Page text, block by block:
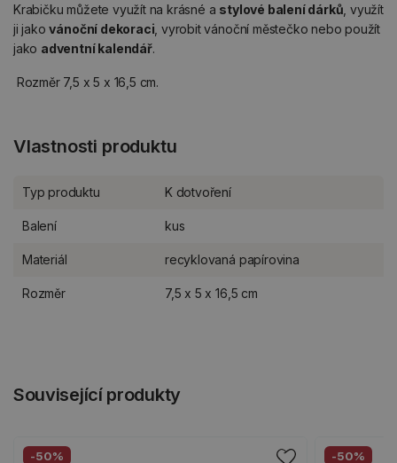
Krabičku můžete využít na krásné a stylové balení dárků , využít
ji jakovánoční dekoraci , vyrobit vánoční městečko nebo použít
jako adventní kalendář.
Rozměr 7,5 x 5 x 16,5 cm.
Vlastnosti produktu
Typ produktu K dotvoření
Balení kus
Materiál recyklovaná papírovina
Rozměr 7,5 x 5 x 16,5 cm
Související produkty
-50% -50%